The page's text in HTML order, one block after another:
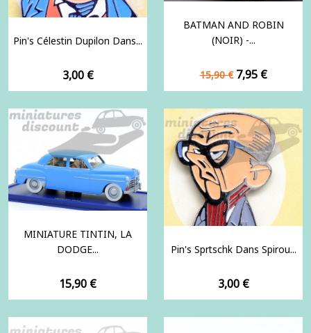
Pin's Célestin Dupilon Dans...
Prix
3,00 €
BATMAN AND ROBIN
(NOIR) -...
Prix
de
15,90 € Prix
7,95 €
MINIATURE TINTIN, LA
DODGE...
Prix
15,90 €
Pin's Sprtschk Dans Spirou...
Prix
3,00 €